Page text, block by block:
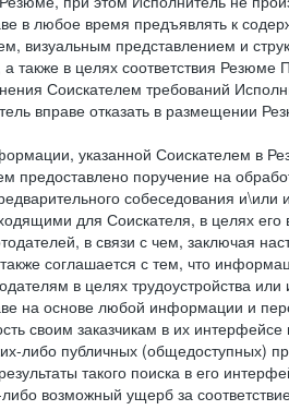
в любое время предъявлять к
визуальным представлением и
также в целях соответствия
Соискателем требований
вправе отказать в размещении
указанной Соискателем в
предоставлено поручение на
собеседования
для Соискателя, в целях его
в связи с чем, заключая
соглашается с тем, что
в целях трудоустройства
на основе любой информации и
своим заказчикам в их
либо публичных (общедоступных)
такого поиска в его
возможный ущерб за